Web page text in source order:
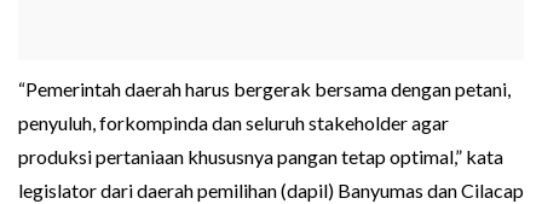
“Pemerintah daerah harus bergerak bersama dengan petani,
penyuluh, forkompinda dan seluruh stakeholder agar
produksi pertaniaan khususnya pangan tetap optimal,” kata
legislator dari daerah pemilihan (dapil) Banyumas dan Cilacap